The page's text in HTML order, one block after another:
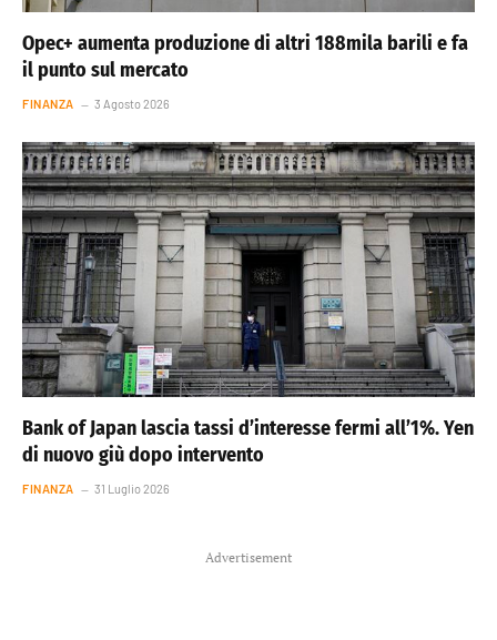
Opec+ aumenta produzione di altri 188mila barili e fa
il punto sul mercato
FINANZA 3 Agosto 2026
Bank of Japan lascia tassi d’interesse fermi all’1%. Yen
di nuovo giù dopo intervento
FINANZA 31 Luglio 2026
Advertisement